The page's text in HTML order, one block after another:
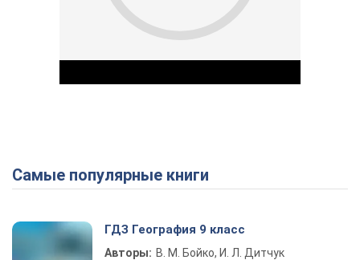
Play Video
Самые популярные книги
ГДЗ География 9 класс
Авторы: В. М. Бойко, И. Л. Дитчук